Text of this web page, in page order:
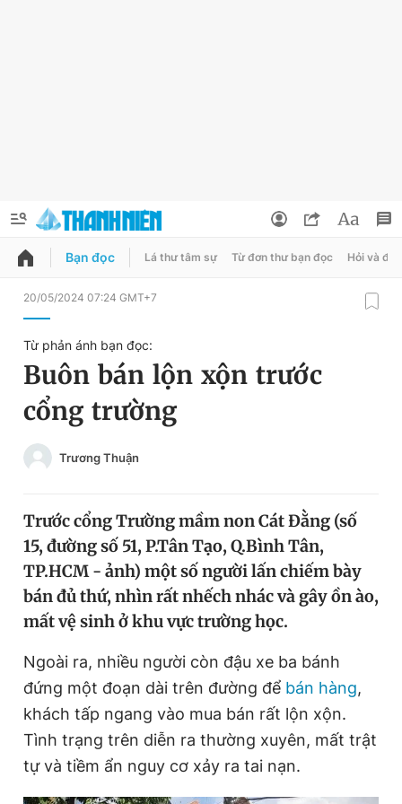
QUẢNG CÁO
Chuyên mục
Chuyên mục khác
Chào ngày mới
Tin thị trường Tin 360
Video Magazine
Tiện ích Bạn cần biết
Thông tin tòa soạn Liên hệ quảng cáo
Đổi mật khẩu
Tin đã lưu
Bạn đọc Lá thư tâm sự Từ đơn thư bạn đọc Hỏi và đáp
20/05/2024 07:24 GMT+7
Từ phản ánh bạn đọc:
Buôn bán lộn xộn trước
cổng trường
Trương Thuận
Trước cổng Trường mầm non Cát Đằng (số
15, đường số 51, P.Tân Tạo, Q.Bình Tân,
TP.HCM - ảnh) một số người lấn chiếm bày
bán đủ thứ, nhìn rất nhếch nhác và gây ồn ào,
mất vệ sinh ở khu vực trường học.
Ngoài ra, nhiều người còn đậu xe ba bánh
đứng một đoạn dài trên đường để bán hàng,
khách tấp ngang vào mua bán rất lộn xộn.
Tình trạng trên diễn ra thường xuyên, mất trật
tự và tiềm ẩn nguy cơ xảy ra tai nạn.